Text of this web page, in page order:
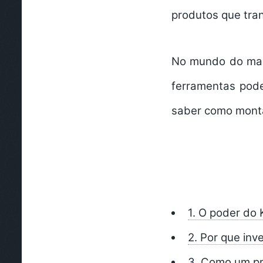
produtos que
No mundo do
ferramentas
saber como
1. O poder do
2. Por que